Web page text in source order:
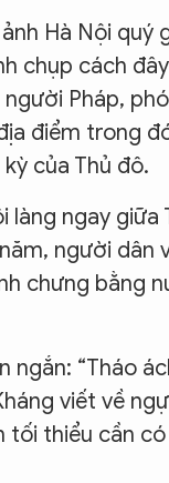
Hà Nội quý
chụp cách
người Pháp,
điểm trong
của Thủ đô.
làng ngay giữa
người dân
chưng bằng
ngắn: “Tháo
viết về
tối thiểu cần